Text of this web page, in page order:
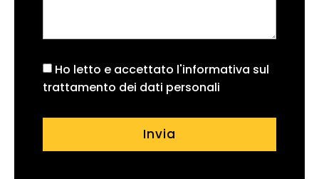
Ho letto e accettato l'informativa sul
trattamento dei dati personali
Invia